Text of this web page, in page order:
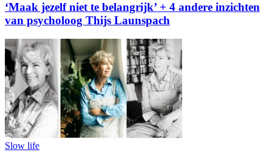
‘Maak jezelf niet te belangrijk’ + 4 andere inzichten
van psycholoog Thijs Launspach
Slow life